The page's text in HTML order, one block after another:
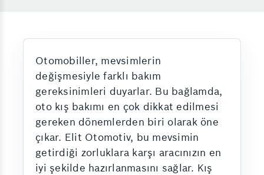
Otomobiller, mevsimlerin
değişmesiyle farklı bakım
gereksinimleri duyarlar. Bu bağlamda,
oto kış bakımı en çok dikkat edilmesi
gereken dönemlerden biri olarak öne
çıkar. Elit Otomotiv, bu mevsimin
getirdiği zorluklara karşı aracınızın en
iyi şekilde hazırlanmasını sağlar. Kış